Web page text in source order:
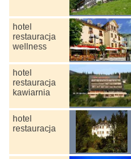
hotel
restauracja
wellness
hotel
restauracja
kawiarnia
hotel
restauracja